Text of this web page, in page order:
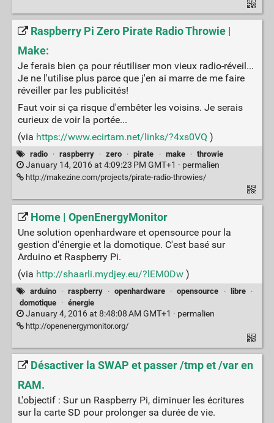
Raspberry Pi Zero Pirate Radio Throwie |
Make:
Je ferais bien ça pour réutiliser mon vieux radio-réveil...
Je ne l'utilise plus parce que j'en ai marre de me faire
réveiller par les publicités!
Faut voir si ça risque d'embêter les voisins. Je serais
curieux de voir la portée...
(via https://www.ecirtam.net/links/?4xs0VQ )
radio · raspberry · zero · pirate · make · throwie
January 14, 2016 at 4:09:23 PM GMT+1 · permalien
http://makezine.com/projects/pirate-radio-throwies/
Home | OpenEnergyMonitor
Une solution openhardware et opensource pour la
gestion d'énergie et la domotique. C'est basé sur
Arduino et Raspberry Pi.
(via http://shaarli.mydjey.eu/?lEM0Dw)
arduino · raspberry · openhardware · opensource · libre
·
domotique
· énergie
January 4, 2016 at 8:48:08 AM GMT+1 · permalien
http://openenergymonitor.org/
Désactiver la SWAP et passer /tmp et /var en
RAM.
L'objectif : Sur un Raspberry Pi, diminuer les écritures
sur la carte SD pour prolonger sa durée de vie.